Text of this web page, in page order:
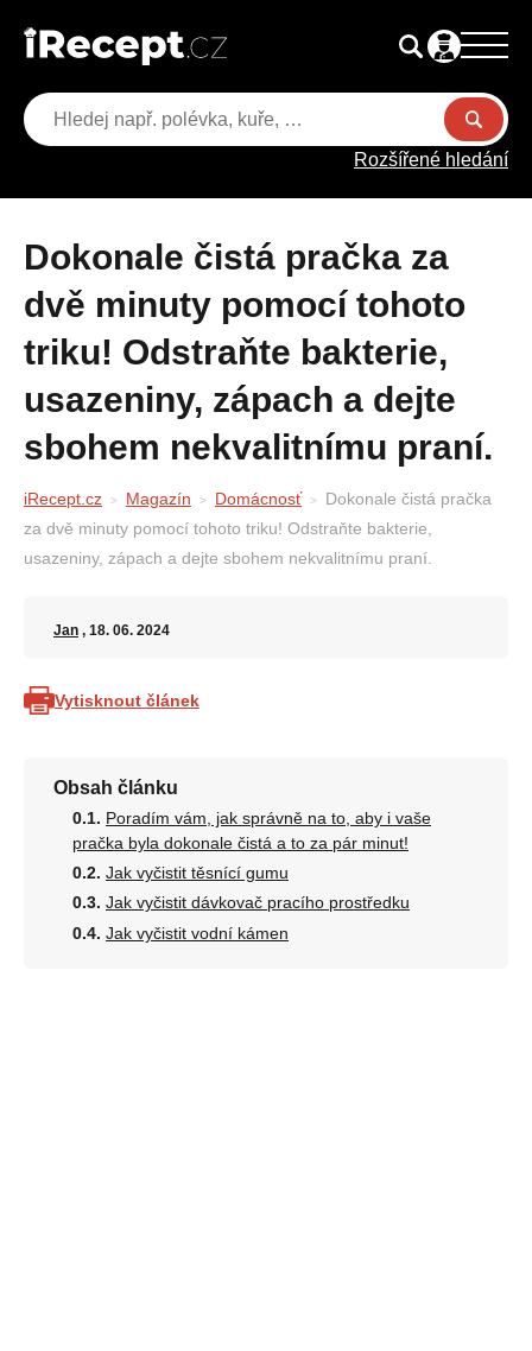
Rozšířené hledání
Dokonale čistá pračka za
dvě minuty pomocí tohoto
triku! Odstraňte bakterie,
usazeniny, zápach a dejte
sbohem nekvalitnímu praní.
iRecept.cz Magazín Domácnosť
Dokonale čistá pračka
za dvě minuty pomocí tohoto triku! Odstraňte bakterie,
usazeniny, zápach a dejte sbohem nekvalitnímu praní.
Jan , 18. 06. 2024
Vytisknout článek
Obsah článku
Poradím vám, jak správně na to, aby i vaše
pračka byla dokonale čistá a to za pár minut!
Jak vyčistit těsnící gumu
Jak vyčistit dávkovač pracího prostředku
Jak vyčistit vodní kámen